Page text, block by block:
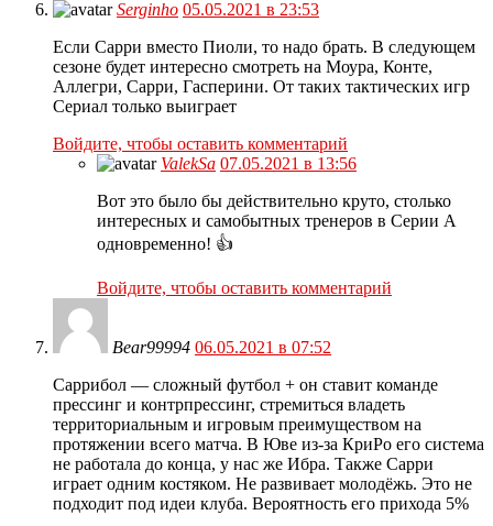
Serginho 05.05.2021 в 23:53
Если Сарри вместо Пиоли, то надо брать. В следующем
сезоне будет интересно смотреть на Моура, Конте,
Аллегри, Сарри, Гасперини. От таких тактических игр
Сериал только выиграет
Войдите, чтобы оставить комментарий
ValekSa 07.05.2021 в 13:56
Вот это было бы действительно круто, столько
интересных и самобытных тренеров в Серии А
одновременно! 👍
Войдите, чтобы оставить комментарий
Bear99994 06.05.2021 в 07:52
Саррибол — сложный футбол + он ставит команде
прессинг и контрпрессинг, стремиться владеть
территориальным и игровым преимуществом на
протяжении всего матча. В Юве из-за КриРо его система
не работала до конца, у нас же Ибра. Также Сарри
играет одним костяком. Не развивает молодёжь. Это не
подходит под идеи клуба. Вероятность его прихода 5%